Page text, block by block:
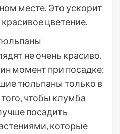
месте. Это ускорит
цветение.
не очень красиво.
момент при посадке:
тюльпаны только в
чтобы клумба
посадить
которые